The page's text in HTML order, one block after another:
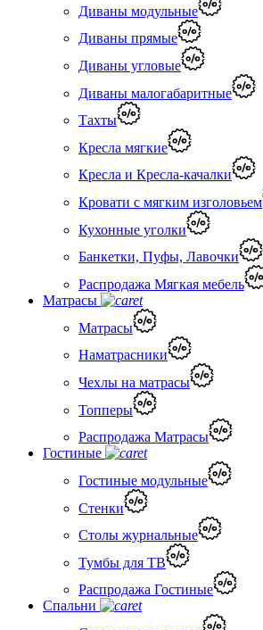
Диваны модульные
Диваны прямые
Диваны угловые
Диваны малогабаритные
Тахты
Кресла мягкие
Кресла и Кресла-качалки
Кровати с мягким изголовьем
Кухонные уголки
Банкетки, Пуфы, Лавочки
Распродажа Мягкая мебель
Матрасы
Матрасы
Наматрасники
Чехлы на матрасы
Топперы
Распродажа Матрасы
Гостиные
Гостиные модульные
Стенки
Столы журнальные
Тумбы для ТВ
Распродажа Гостиные
Спальни